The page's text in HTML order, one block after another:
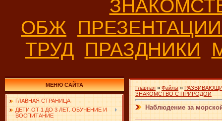
ОБЖ
ТРУД ПРАЗДНИКИ
МЕНЮ САЙТА
ГЛАВНАЯ СТРАНИЦА
ДЕТИ ОТ 1 ДО 3 ЛЕТ. ОБУЧЕНИЕ И
ВОСПИТАНИЕ
Главная » Файлы »
ЗНАКОМСТВО С ПРИРОДОЙ
Наблюдение за